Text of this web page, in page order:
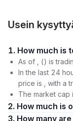
Usein
1.
As of , () is
In the last 24
price is , with a
The market cap
2. How much is
3. How